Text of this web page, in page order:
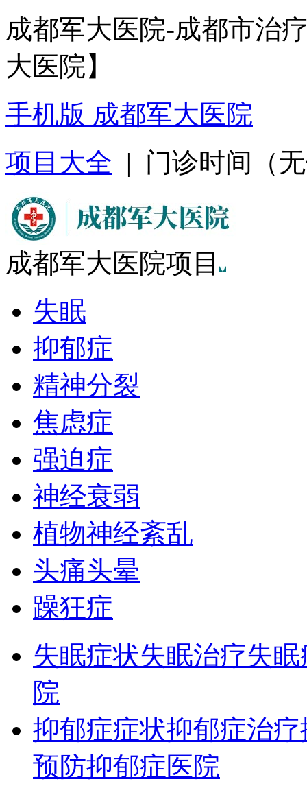
成都军大医院-成都市治
大医院】
手机版 成都军大医院
项目大全 | 门诊时间（
成都军大医院项目
失眠
抑郁症
精神分裂
焦虑症
强迫症
神经衰弱
植物神经紊乱
头痛头晕
躁狂症
失眠症状失眠治疗失
院
抑郁症症状抑郁症治疗
预防抑郁症医院